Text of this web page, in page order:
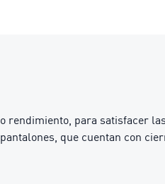
para satisfacer
que cuentan con